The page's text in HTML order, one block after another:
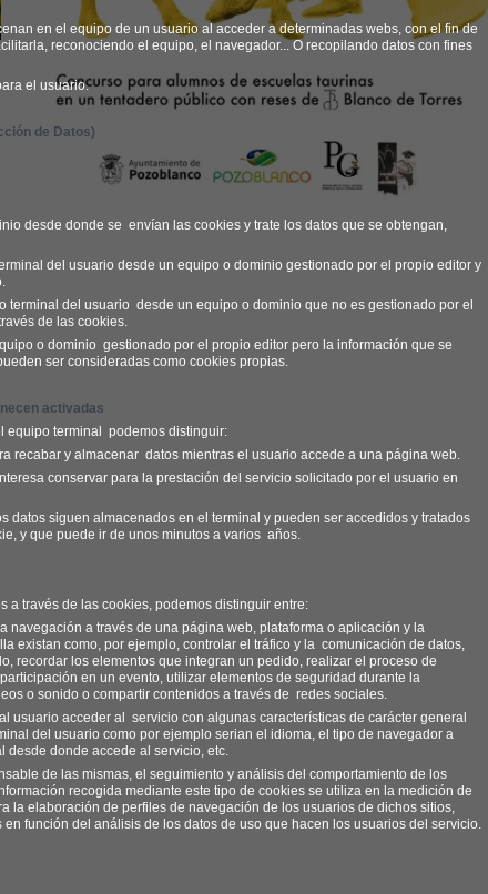
en el equipo de un usuario al acceder a determinadas webs, con el fin de
reconociendo el equipo, el navegador... O recopilando datos con fines
el usuario.
de Datos)
desde donde se envían las cookies y trate los datos que se obtengan,
del usuario desde un equipo o dominio gestionado por el propio editor y
terminal del usuario desde un equipo o dominio que no es gestionado por el
de las cookies.
o dominio gestionado por el propio editor pero la información que se
ser consideradas como cookies propias.
activadas
equipo terminal
podemos distinguir:
recabar y almacenar datos mientras el usuario accede a una página web.
conservar para la prestación del servicio solicitado por el usuario en
datos siguen almacenados en el terminal y pueden ser accedidos y tratados
y que puede ir de unos minutos a varios años.
a través de las cookies, podemos distinguir entre:
navegación a través de una página web, plataforma o aplicación y la
existan como, por ejemplo, controlar el tráfico y la comunicación de datos,
recordar los elementos que integran un pedido, realizar el proceso de
en un evento, utilizar elementos de seguridad durante la
o sonido o compartir contenidos a través de redes sociales.
usuario acceder al
servicio con algunas características de carácter general
del usuario como por ejemplo serian el idioma, el tipo de navegador a
desde donde accede al servicio, etc.
de las mismas, el seguimiento y análisis del comportamiento de los
recogida mediante este tipo de cookies se utiliza en la medición de
la elaboración de perfiles de navegación de los usuarios de dichos sitios,
función del análisis de los datos de uso que hacen los usuarios del servicio.